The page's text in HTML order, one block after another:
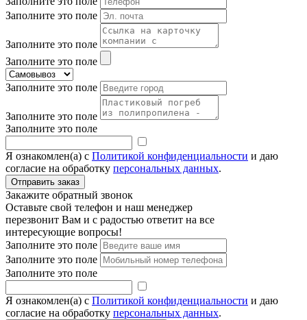
Заполните это поле
Заполните это поле
Заполните это поле
Заполните это поле
Заполните это поле
Заполните это поле
Я ознакомлен(а) с Политикой конфиденциальности и даю
согласие на обработку персональных данных.
Закажите обратный звонок
Оставьте свой телефон и наш менеджер
перезвонит Вам и с радостью ответит на все
интересующие вопросы!
Заполните это поле
Заполните это поле
Заполните это поле
Я ознакомлен(а) с Политикой конфиденциальности и даю
согласие на обработку персональных данных.